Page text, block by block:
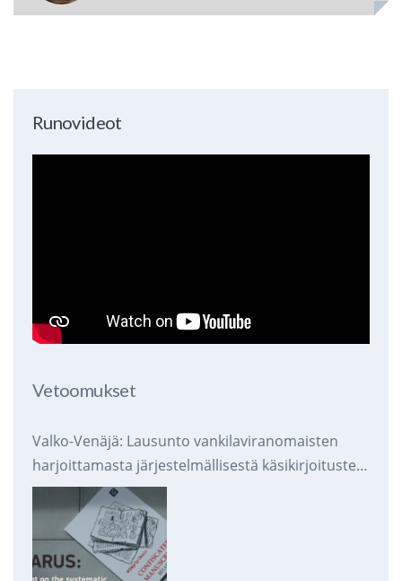
Runovideot
Vetoomukset
Valko-Venäjä: Lausunto vankilaviranomaisten
harjoittamasta järjestelmällisestä käsikirjoitusten
takavarikoinnista ja tuhoamisesta